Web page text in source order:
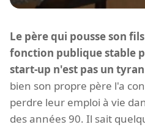
Le père qui pousse son
fonction publique stable
start-up n'est pas un
bien son propre père l'a
perdre leur emploi à vie
des années 90. Il sait